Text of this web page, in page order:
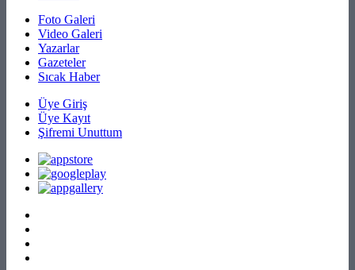
Foto Galeri
Video Galeri
Yazarlar
Gazeteler
Sıcak Haber
Üye Giriş
Üye Kayıt
Şifremi Unuttum